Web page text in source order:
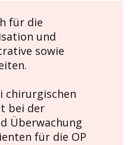
für die
und
sowie
chirurgischen
bei der
Überwachung
für die OP